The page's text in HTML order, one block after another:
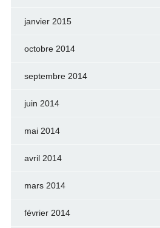
janvier 2015
octobre 2014
septembre 2014
juin 2014
mai 2014
avril 2014
mars 2014
février 2014